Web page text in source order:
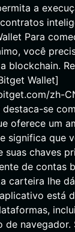
a
Para
você
blockchain.
Wallet]
zh-
se
oferece um
significa que
suas chaves
de contas
carteira lhe
está
de navegador.